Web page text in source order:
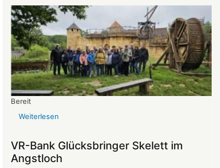
26.03.2025
Bereit
Weiterlesen
Mittelalter
begeistert
VR-Bank Glücksbringer Skelett im
Angstloch